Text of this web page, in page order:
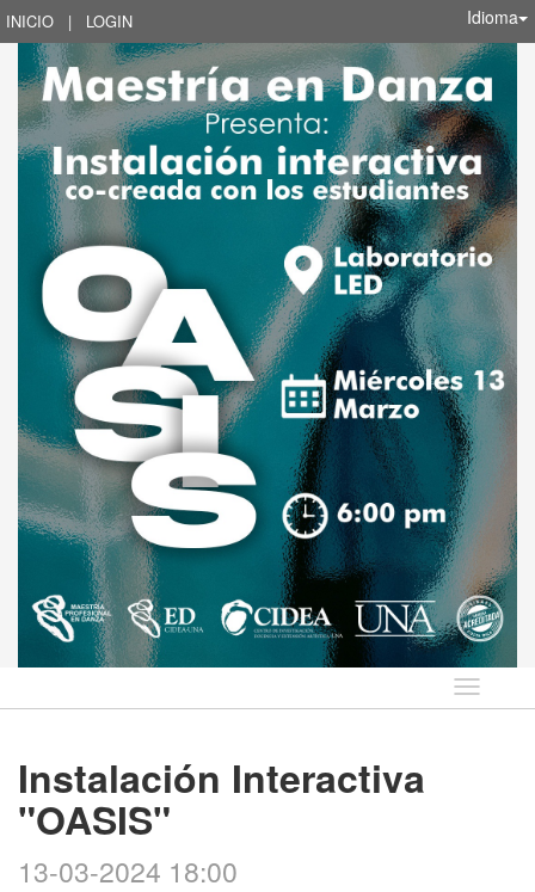
INICIO | LOGIN Idioma
Idioma
Instalación Interactiva
"OASIS"
13-03-2024 18:00